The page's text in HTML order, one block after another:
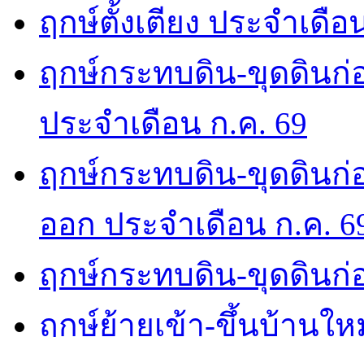
ฤกษ์ตั้งเตียง ประจำเดือ
ฤกษ์กระทบดิน-ขุดดินก่
ประจำเดือน ก.ค. 69
ฤกษ์กระทบดิน-ขุดดินก่
ออก ประจำเดือน ก.ค.
ฤกษ์กระทบดิน-ขุดดินก่
ฤกษ์ย้ายเข้า-ขึ้นบ้านใ